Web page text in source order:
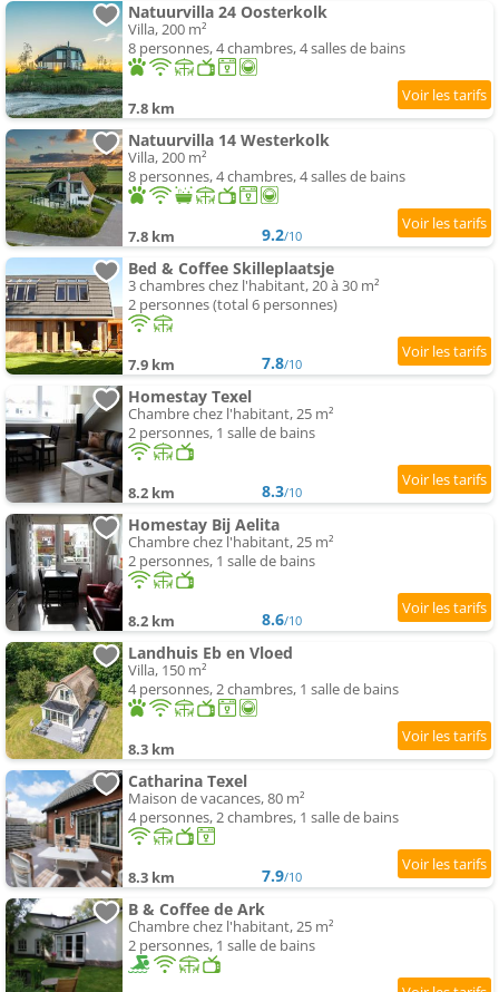
Natuurvilla 24 Oosterkolk
Villa, 200 m²
8 personnes, 4 chambres, 4 salles de bains
7.8 km
Natuurvilla 14 Westerkolk
Villa, 200 m²
8 personnes, 4 chambres, 4 salles de bains
7.8 km 9.2/10
Bed & Coffee Skilleplaatsje
3 chambres chez l'habitant, 20 à 30 m²
2 personnes (total 6 personnes)
7.9 km 7.8/10
Homestay Texel
Chambre chez l'habitant, 25 m²
2 personnes, 1 salle de bains
8.2 km 8.3/10
Homestay Bij Aelita
Chambre chez l'habitant, 25 m²
2 personnes, 1 salle de bains
8.2 km 8.6/10
Landhuis Eb en Vloed
Villa, 150 m²
4 personnes, 2 chambres, 1 salle de bains
8.3 km
Catharina Texel
Maison de vacances, 80 m²
4 personnes, 2 chambres, 1 salle de bains
8.3 km 7.9/10
B & Coffee de Ark
Chambre chez l'habitant, 25 m²
2 personnes, 1 salle de bains